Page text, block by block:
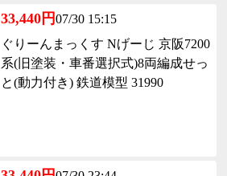
33,440円07/30 15:15
ぐりーんまっくす Nげーじ 京阪7200
系(旧塗装・車番選択式)8両編成せっ
と(動力付き) 鉄道模型 31990